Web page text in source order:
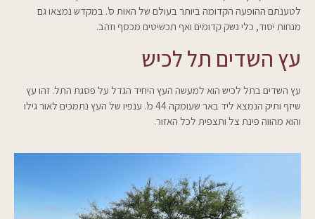
לטענתם ההופעה הקדומה ביותר בעולם של האות ס'. במקדש נמצאו גם
מנחות יסוד, כלי נשק קדומים ואף תכשיטים מכסף וזהב.
עץ השדים תל לכיש
עץ השדים בתל לכיש הוא למעשה העץ היחיד הגדל על פסגת התל. זהו עץ
שיזף ותיק הנמצא ליד באר שעומקה 44 מ'. ענפיו של העץ נתמכים לאור גילו
והוא מהווה פינת צל ותצפית לכל האזור.